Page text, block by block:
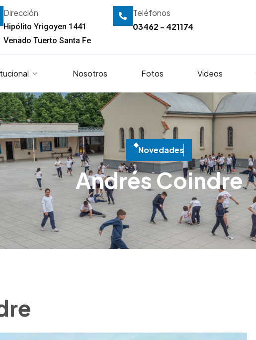
Dirección
Hipólito Yrigoyen 1441
Venado Tuerto Santa Fe
Teléfonos
03462 - 421174
Nosotros Fotos Videos
Novedades
Andrés Coindre